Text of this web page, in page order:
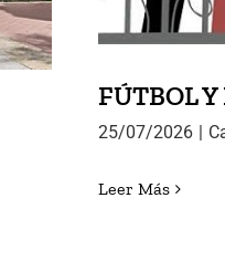
FÚTBOL
25/07/2026 |
Leer Más